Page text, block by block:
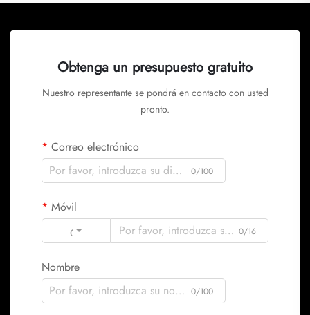
Obtenga un presupuesto gratuito
Nuestro representante se pondrá en contacto con usted
pronto.
Correo electrónico
0/100
Móvil
Code
0/16
Nombre
0/100